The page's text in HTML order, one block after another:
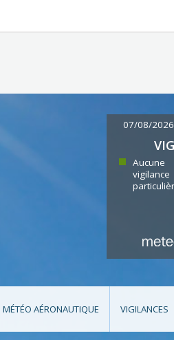
07/08/2026
Aucune
vigilance
MÉTÉO AÉRONAUTIQUE VIGILANCES